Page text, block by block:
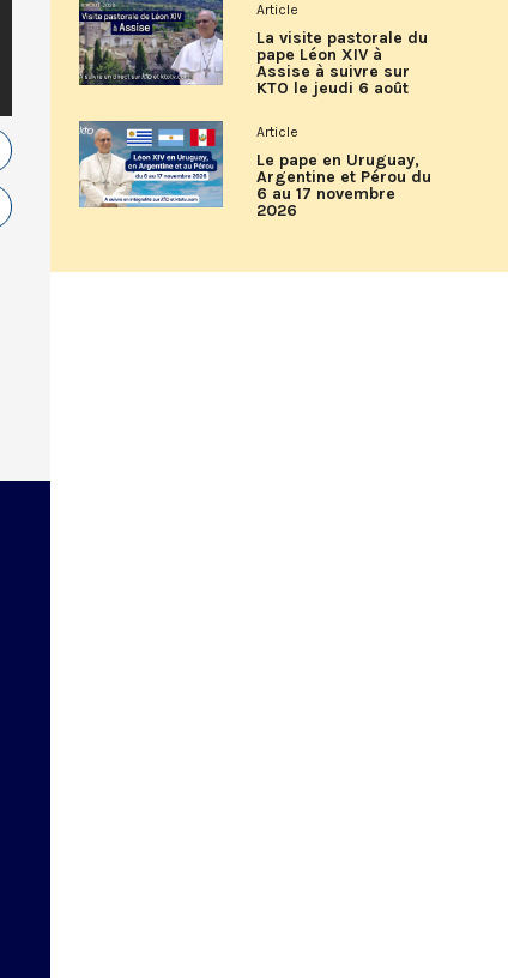
Article
La visite pastorale du
pape Léon XIV à
Assise à suivre sur
KTO le jeudi 6 août
Article
Le pape en Uruguay,
Argentine et Pérou du
6 au 17 novembre
2026